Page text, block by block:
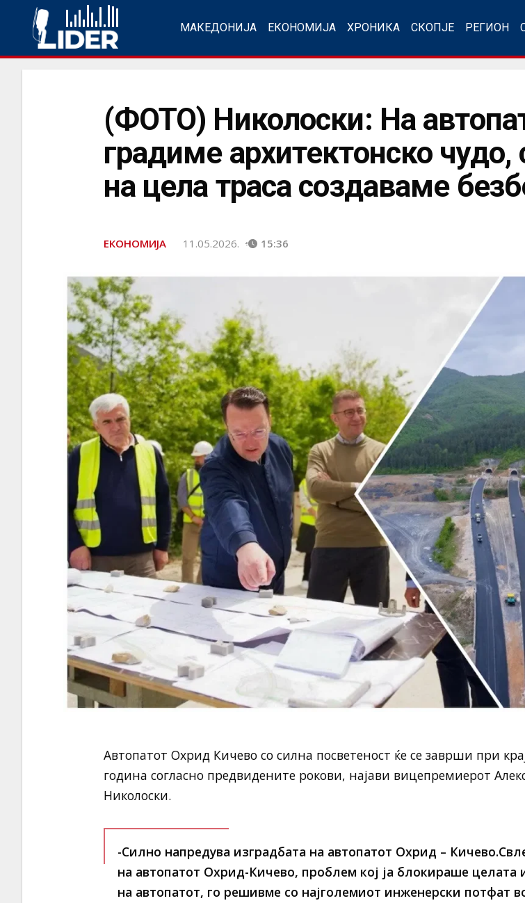
МАКЕДОНИЈА ЕКОНОМИЈА ХРОНИКА СКОПЈЕ РЕГИОН
(ФОТО) Николоски: На
градиме архитектонско чудо,
на цела траса создаваме
ЕКОНОМИЈА 11.05.2026. 15:36
Автопатот Охрид Кичево со силна посветеност ќе се заврши при
година согласно предвидените рокови, најави вицепремиерот
Николоски.
-Силно напредува изградбата на автопатот Охрид –
на автопатот Охрид-Кичево, проблем кој ја блокираше целата
на автопатот, го решивме со најголемиот инженерски потфат